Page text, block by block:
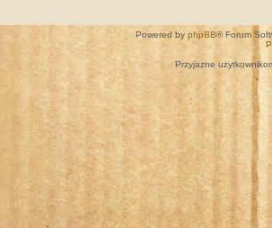
Powered by phpBB® Forum
Przyjazne